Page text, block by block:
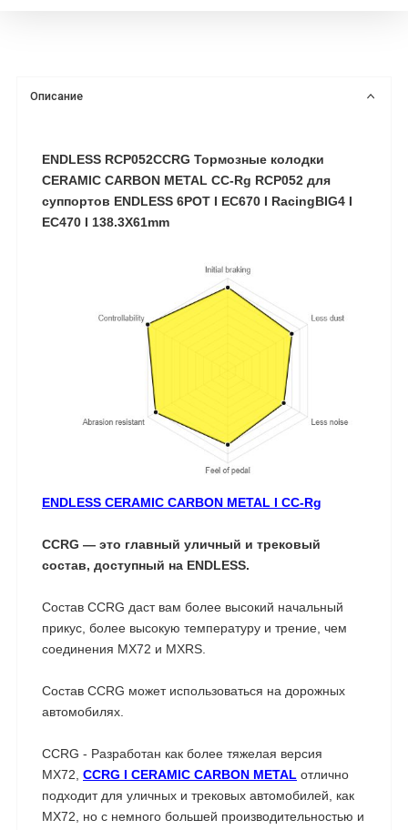
Описание
ENDLESS RCP052CCRG Тормозные колодки
CERAMIC CARBON METAL CC-Rg RCP052 для
суппортов ENDLESS 6POT I EC670 I RacingBIG4 I
EC470 I 138.3X61mm
ENDLESS CERAMIC CARBON METAL I CC-Rg
CCRG — это главный уличный и трековый
состав, доступный на ENDLESS.
Состав CCRG даст вам более высокий начальный
прикус, более высокую температуру и трение, чем
соединения MX72 и MXRS.
Состав CCRG может использоваться на дорожных
автомобилях.
CCRG - Разработан как более тяжелая версия
MX72, CCRG I CERAMIC CARBON METAL отлично
подходит для уличных и трековых автомобилей, как
MX72, но с немного большей производительностью и